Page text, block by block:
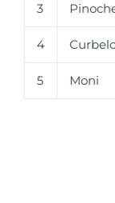
3
4
5 Moni